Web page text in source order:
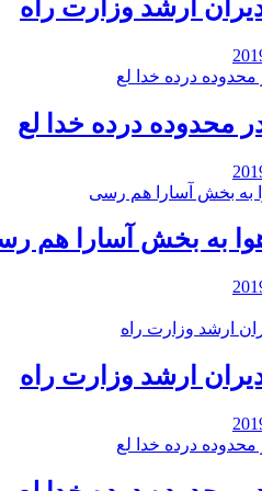
ارشد وزارت راه
محدوده درده خدا لع
هوا به بخش آسارا هم
ارشد وزارت راه